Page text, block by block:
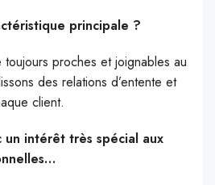
principale ?
toujours proches et joignables au
des relations d’entente et
client.
un intérêt très spécial aux